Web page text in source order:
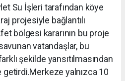
Su İşleri tarafından köye
projesiyle bağlantılı
bölgesi kararının bu proje
savunan vatandaşlar, bu
şekilde yansıtılmasından
getirdi.Merkeze yalnızca 10